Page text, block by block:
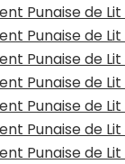
Punaise de
Punaise de
Punaise de
Punaise de
Punaise de
Punaise de
Punaise de